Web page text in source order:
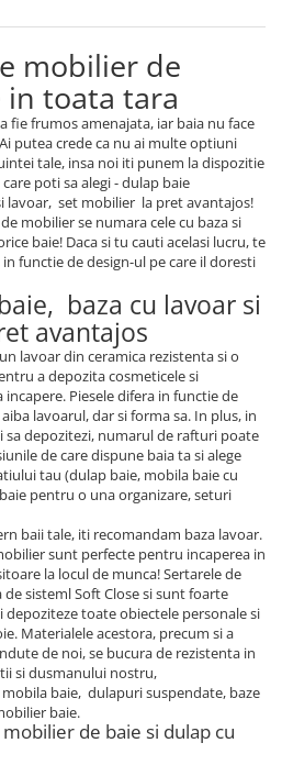
mobilier de
in toata tara
fie frumos amenajata, iar baia nu face
putea crede ca nu ai multe optiuni
tale, insa noi iti punem la dispozitie
poti sa alegi - dulap baie
lavoar, set mobilier la pret avantajos!
mobilier se numara cele cu baza si
baie! Daca si tu cauti acelasi lucru, te
functie de design-ul pe care il doresti
baza cu lavoar si
avantajos
lavoar din ceramica rezistenta si o
a depozita cosmeticele si
Piesele difera in functie de
lavoarul, dar si forma sa. In plus, in
depozitezi, numarul de rafturi poate
de care dispune baia ta si alege
tau (dulap baie, mobila baie cu
pentru o una organizare, seturi
baii tale, iti recomandam baza lavoar.
sunt perfecte pentru incaperea in
la locul de munca! Sertarele de
sisteml Soft Close si sunt foarte
toate obiectele personale si
Materialele acestora, precum si a
de noi, se bucura de rezistenta in
si dusmanului nostru,
baie, dulapuri suspendate, baze
baie.
de baie si dulap cu